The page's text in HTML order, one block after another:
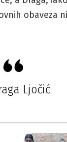
obaveza
Ljočić